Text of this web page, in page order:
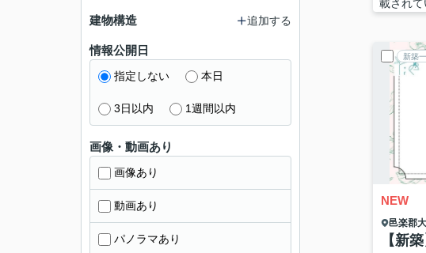
載されて
新築
NEW
邑楽郡
【新
建物構造 追加する
情報公開日
指定しない 本日
3日以内 1週間以内
画像・動画あり
画像あり
動画あり
パノラマあり